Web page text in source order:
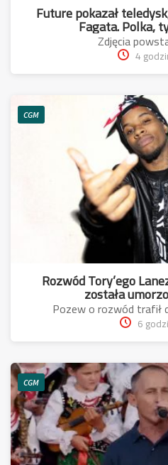
Future pokazał
Fagata. Polka,
Zdjęcia
4
CGM
Rozwód Tory’ego
została
Pozew o rozwód trafił
6
CGM